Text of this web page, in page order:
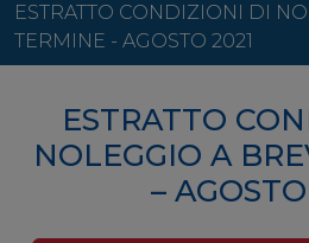
ESTRATTO CONDIZIONI DI
TERMINE - AGOSTO 2021
ESTRATTO
NOLEGGIO A
–